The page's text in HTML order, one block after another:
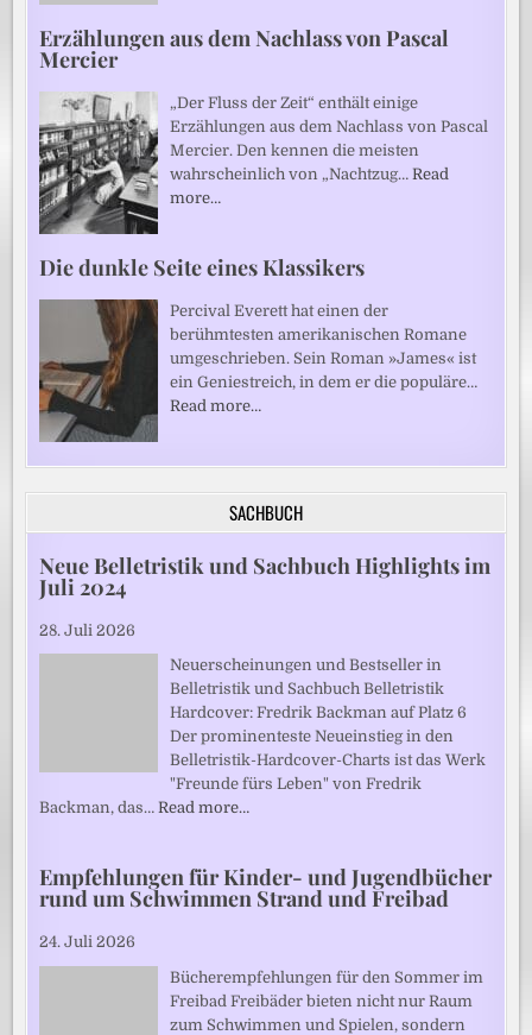
Erzählungen aus dem Nachlass von Pascal
Mercier
„Der Fluss der Zeit“ enthält einige
Erzählungen aus dem Nachlass von Pascal
Mercier. Den kennen die meisten
wahrscheinlich von „Nachtzug…Read
more…
Die dunkle Seite eines Klassikers
Percival Everett hat einen der
berühmtesten amerikanischen Romane
umgeschrieben. Sein Roman »James« ist
ein Geniestreich, in dem er die populäre…
Read more…
SACHBUCH
Neue Belletristik und Sachbuch Highlights im
Juli 2024
28. Juli 2026
Neuerscheinungen und Bestseller in
Belletristik und Sachbuch Belletristik
Hardcover: Fredrik Backman auf Platz 6
Der prominenteste Neueinstieg in den
Belletristik-Hardcover-Charts ist das Werk
"Freunde fürs Leben" von Fredrik
Backman, das…Read more…
Empfehlungen für Kinder- und Jugendbücher
rund um Schwimmen Strand und Freibad
24. Juli 2026
Bücherempfehlungen für den Sommer im
Freibad Freibäder bieten nicht nur Raum
zum Schwimmen und Spielen, sondern